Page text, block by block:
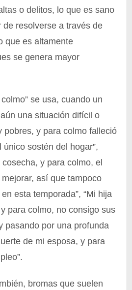
o delitos, lo que es sano
de resolverse a través de
que es altamente
se genera mayor
se usa, cuando un
una situación difícil o
pobres, y para colmo falleció
sostén del hogar”,
y para colmo, el
así que tampoco
esta temporada”, “Mi hija
para colmo, no consigo sus
pasando por una profunda
de mi esposa, y para
bromas que suelen